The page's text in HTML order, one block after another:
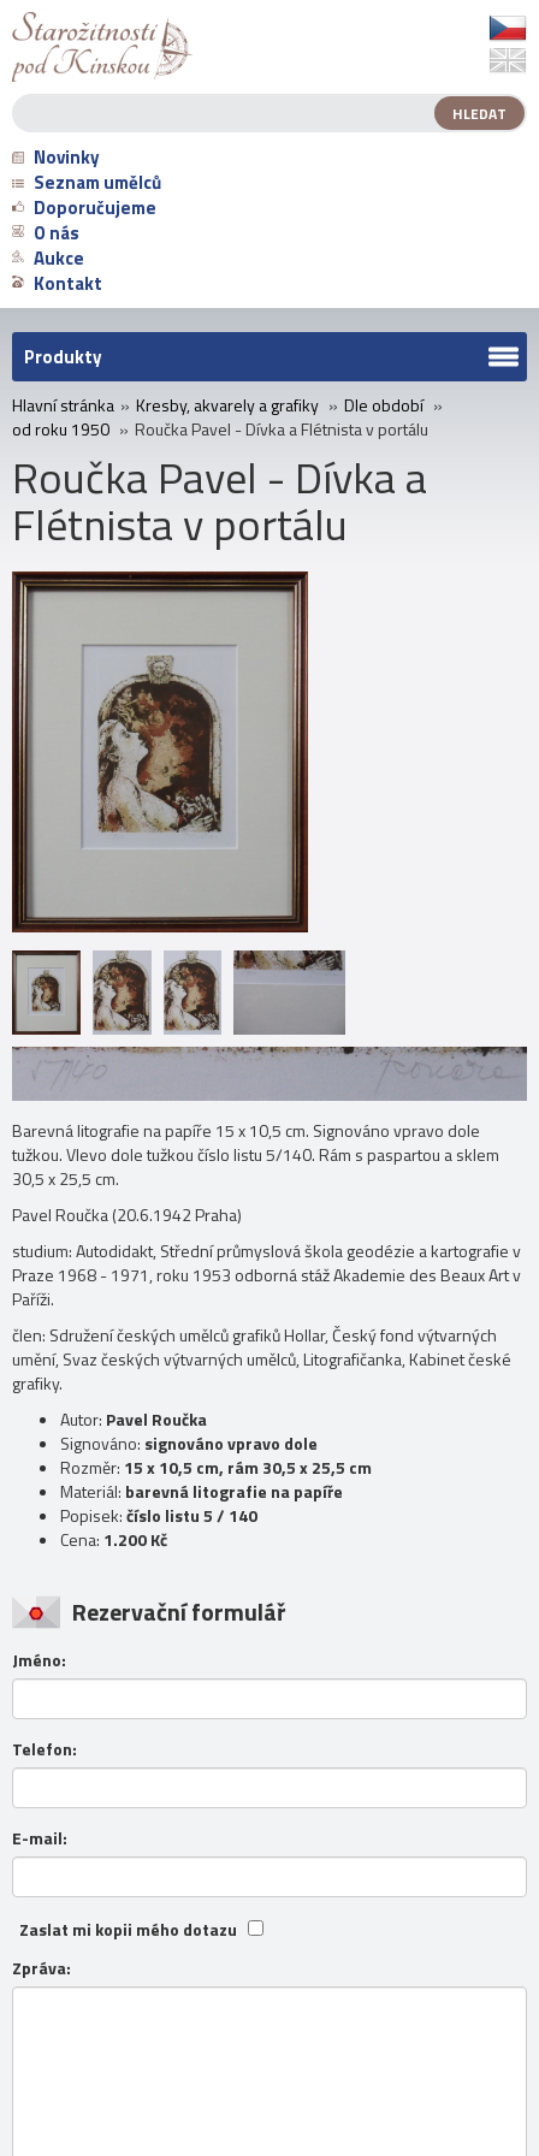
Novinky
Seznam umělců
Doporučujeme
O nás
Aukce
Kontakt
Produkty
Hlavní stránka » Kresby, akvarely a grafiky » Dle období »
od roku 1950 » Roučka Pavel - Dívka a Flétnista v portálu
Roučka Pavel - Dívka a
Flétnista v portálu
Barevná litografie na papíře 15 x 10,5 cm. Signováno vpravo dole
tužkou. Vlevo dole tužkou číslo listu 5/140. Rám s paspartou a sklem
30,5 x 25,5 cm.
Pavel Roučka (20.6.1942 Praha)
studium: Autodidakt, Střední průmyslová škola geodézie a kartografie v
Praze 1968 - 1971, roku 1953 odborná stáž Akademie des Beaux Art v
Paříži.
člen: Sdružení českých umělců grafiků Hollar, Český fond výtvarných
umění, Svaz českých výtvarných umělců, Litografičanka, Kabinet české
grafiky.
Autor: Pavel Roučka
Signováno: signováno vpravo dole
Rozměr: 15 x 10,5 cm, rám 30,5 x 25,5 cm
Materiál: barevná litografie na papíře
Popisek:číslo listu 5 / 140
Cena: 1.200 Kč
Rezervační formulář
Jméno:
Telefon:
E-mail:
Zaslat mi kopii mého dotazu
Zpráva: